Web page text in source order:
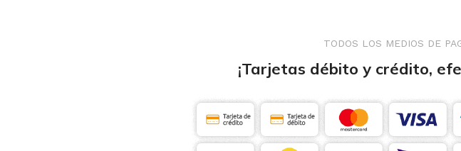
TODOS LOS MEDIOS DE
¡Tarjetas débito y crédito,